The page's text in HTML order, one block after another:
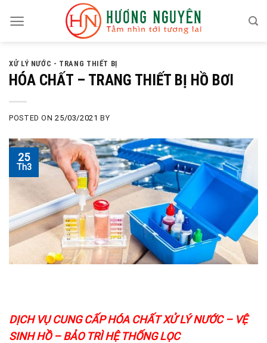
XỬ LÝ NƯỚC - TRANG THIẾT BỊ
HÓA CHẤT – TRANG THIẾT BỊ HỒ BƠI
POSTED ON25/03/2021 BY
25
Th3
DỊCH VỤ CUNG CẤP HÓA CHẤT XỬ LÝ NƯỚC – VỆ
SINH HỒ – BẢO TRÌ HỆ THỐNG LỌC